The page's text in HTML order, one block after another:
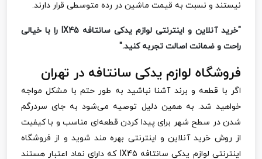
نیستند و نسبت به قیمت ماشین در رده متوسطی قرار دارند.
"خرید آنلاین و اینترنتی لوازم یدکی سانتافه IX45 را با خیالی
راحت و ضمانت اصالت تجربه کنید."
فروشگاه لوازم یدکی سانتافه در تهران
اگر با قطعه و برند آشنا نباشید به طور حتم با مشکل مواجه
خواهید شد. به همین دلیل توصیه می‌شود به جای سردرگم
شدن در سطح شهر برای پیدا کردن قطعه‌ای مناسب و با کیفیت
از روش خرید آنلاین و اینترنتی بهره مند شوید و از فروشگاه
اینترنتی لوازم یدکی سانتافه IX45 که دارای نماد اعتبار هستند